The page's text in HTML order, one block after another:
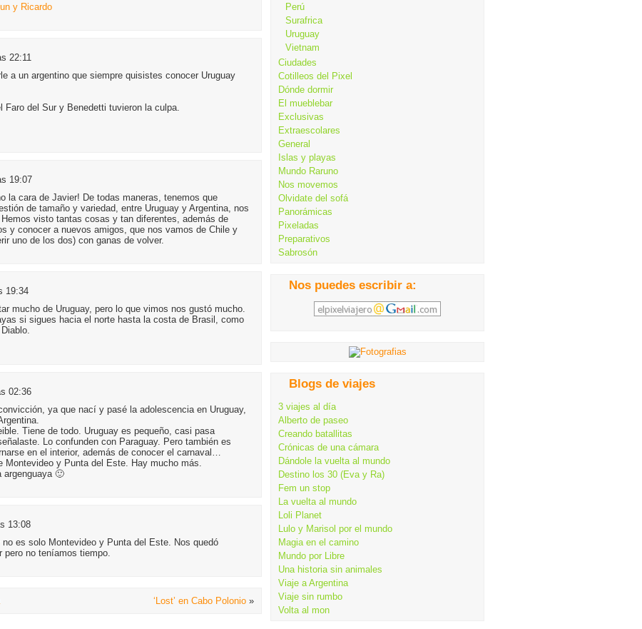
y Ricardo
22:11
a un argentino que siempre quisistes conocer Uruguay
Faro del Sur y Benedetti tuvieron la culpa.
19:07
la cara de Javier! De todas maneras, tenemos que
de tamaño y variedad, entre Uruguay y Argentina, nos
visto tantas cosas y tan diferentes, además de
y conocer a nuevos amigos, que nos vamos de Chile y
uno de los dos) con ganas de volver.
19:34
mucho de Uruguay, pero lo que vimos nos gustó mucho.
si sigues hacia el norte hasta la costa de Brasil, como
02:36
ya que nací y pasé la adolescencia en Uruguay,
Tiene de todo. Uruguay es pequeño, casi pasa
Lo confunden con Paraguay. Pero también es
en el interior, además de conocer el carnaval…
Montevideo y Punta del Este. Hay mucho más.
argenguaya 🙂
13:08
no es solo Montevideo y Punta del Este. Nos quedó
pero no teníamos tiempo.
‘Lost’ en Cabo Polonio »
Perú
Surafrica
Uruguay
Vietnam
Ciudades
Cotilleos del Pixel
Dónde dormir
El mueblebar
Exclusivas
Extraescolares
General
Islas y playas
Mundo Raruno
Nos movemos
Olvidate del sofá
Panorámicas
Pixeladas
Preparativos
Sabrosón
Nos puedes escribir a:
Blogs de viajes
3 viajes al día
Alberto de paseo
Creando batallitas
Crónicas de una cámara
Dándole la vuelta al mundo
Destino los 30 (Eva y Ra)
Fem un stop
La vuelta al mundo
Loli Planet
Lulo y Marisol por el mundo
Magia en el camino
Mundo por Libre
Una historia sin animales
Viaje a Argentina
Viaje sin rumbo
Volta al mon